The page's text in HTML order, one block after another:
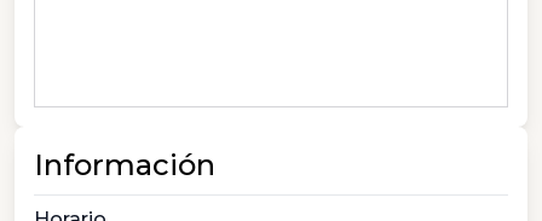
Información